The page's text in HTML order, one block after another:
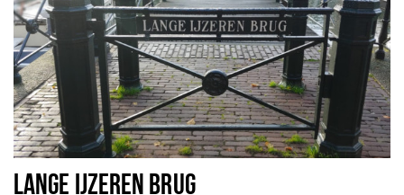
LANGE IJZEREN BRUG